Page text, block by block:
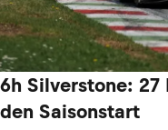
6h Silverstone: 27
den Saisonstart